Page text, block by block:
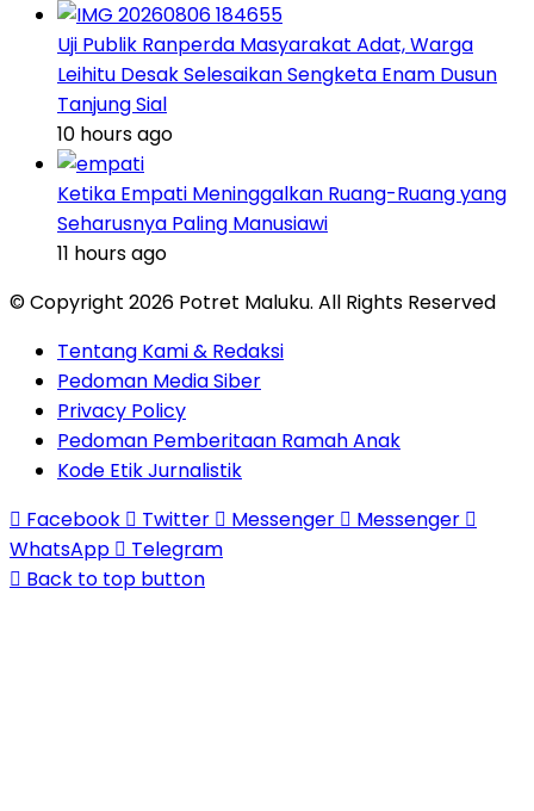
Uji Publik Ranperda Masyarakat Adat, Warga
Leihitu Desak Selesaikan Sengketa Enam Dusun
Tanjung Sial
10 hours ago
Ketika Empati Meninggalkan Ruang-Ruang yang
Seharusnya Paling Manusiawi
11 hours ago
© Copyright 2026 Potret Maluku. All Rights Reserved
Tentang Kami & Redaksi
Pedoman Media Siber
Privacy Policy
Pedoman Pemberitaan Ramah Anak
Kode Etik Jurnalistik
Facebook
Twitter Messenger
Messenger
WhatsApp
Telegram
Back to top button